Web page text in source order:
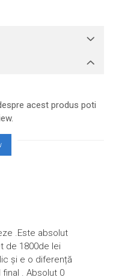
acest produs poti
.Este absolut
de 1800de lei
și e o diferență
. Absolut 0